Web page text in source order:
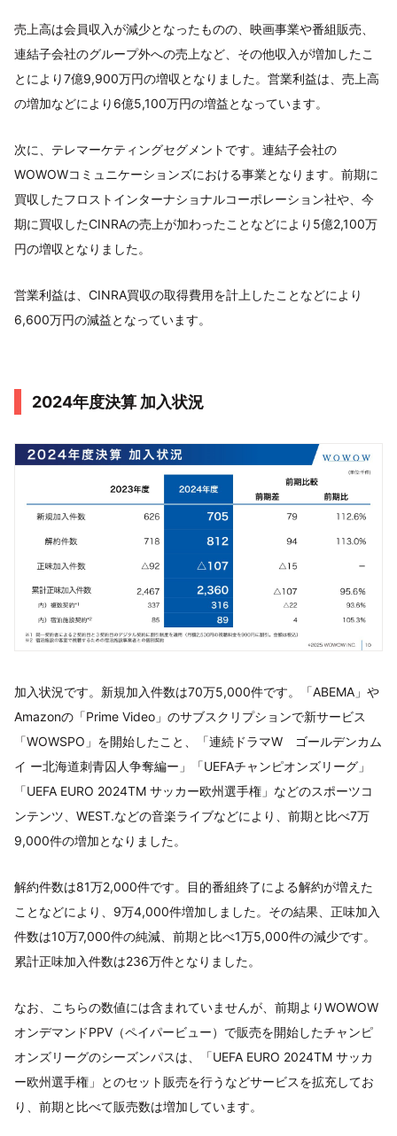
売上高は会員収入が減少となったものの、映画事業や番組販売、
連結子会社のグループ外への売上など、その他収入が増加したこ
とにより7億9,900万円の増収となりました。営業利益は、売上高
の増加などにより6億5,100万円の増益となっています。
次に、テレマーケティングセグメントです。連結子会社の
WOWOWコミュニケーションズにおける事業となります。前期に
買収したフロストインターナショナルコーポレーション社や、今
期に買収したCINRAの売上が加わったことなどにより5億2,100万
円の増収となりました。
営業利益は、CINRA買収の取得費用を計上したことなどにより
6,600万円の減益となっています。
2024年度決算 加入状況
加入状況です。新規加入件数は70万5,000件です。「ABEMA」や
Amazonの「Prime Video」のサブスクリプションで新サービス
「WOWSPO」を開始したこと、「連続ドラマW ゴールデンカム
イ ー北海道刺青囚人争奪編ー」「UEFAチャンピオンズリーグ」
「UEFA EURO 2024TM サッカー欧州選手権」などのスポーツコ
ンテンツ、WEST.などの音楽ライブなどにより、前期と比べ7万
9,000件の増加となりました。
解約件数は81万2,000件です。目的番組終了による解約が増えた
ことなどにより、9万4,000件増加しました。その結果、正味加入
件数は10万7,000件の純減、前期と比べ1万5,000件の減少です。
累計正味加入件数は236万件となりました。
なお、こちらの数値には含まれていませんが、前期よりWOWOW
オンデマンドPPV（ペイパービュー）で販売を開始したチャンピ
オンズリーグのシーズンパスは、「UEFA EURO 2024TM サッカ
ー欧州選手権」とのセット販売を行うなどサービスを拡充してお
り、前期と比べて販売数は増加しています。